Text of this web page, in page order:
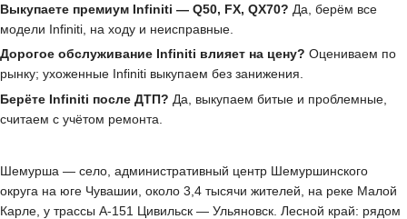
Выкупаете премиум Infiniti — Q50, FX, QX70? Да, берём все
модели Infiniti, на ходу и неисправные.
Дорогое обслуживание Infiniti влияет на цену? Оцениваем по
рынку; ухоженные Infiniti выкупаем без занижения.
Берёте Infiniti после ДТП? Да, выкупаем битые и проблемные,
считаем с учётом ремонта.
Шемурша — село, административный центр Шемуршинского
округа на юге Чувашии, около 3,4 тысячи жителей, на реке Малой
Карле, у трассы А-151 Цивильск — Ульяновск. Лесной край: рядом